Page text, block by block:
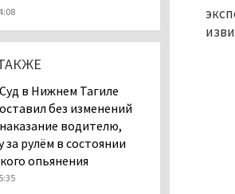
Екатеринбург подвергся
атаке БПЛА, восемь из
них были сбиты, три
Тагильские спасатели
помогли заблудившемуся
в лесу мужчине найти
Суд в Нижнем Тагиле
оставил без изменений
наказание водителю,
рулём в состоянии
опьянения